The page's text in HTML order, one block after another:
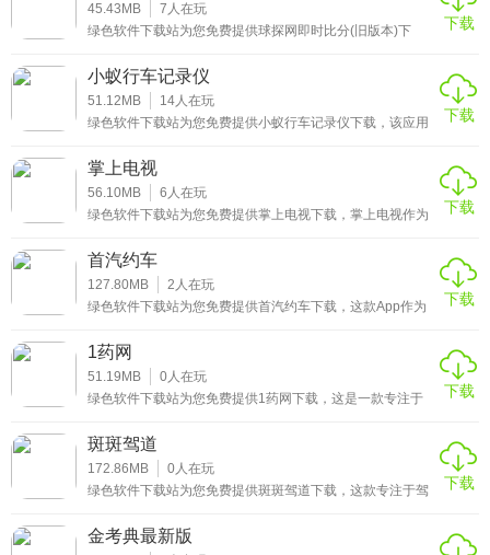
首创房源历史成交价、带看次数、挂牌周期等关键数据全公
开。用户可清晰掌握房源市场热度与价格波动，避免信息不
对称导致的决策偏差，建立公平交易环境。
2、线下服务深度数字化
线上预约看房、合同签署与线下带看、权证办理无缝衔接。
系统自动推送服务节点提醒，买卖双方可实时查看交易进
度，实现线上线下服务资源的高效协同。
3、个性化需求精准匹配
基于AI学习算法构建用户画像，结合购房目的、通勤需求、
的契合度显著高于行业平均水平。
4、交易成本控制优化
提供免费估价服务帮助业主合理定价，智能比价系统辅助买
家识别高性价比房源。交易费用明细线上可查，避免隐性收
费，有效降低综合交易成本。
5、社区生态深度连接
45.43MB 7 人在玩
绿色软件下载站为您免费提供球探网即时比分(旧版本)下
能够实时更新全球各大联赛的赛况，让用户随时随地掌握比
赛动态。无论是热门赛事还是冷门联赛，都能在这里找到详
细的比分信息，方便用户及时了解比赛结果，是球迷们不可
或缺的观赛助手。
下载
小蚁行车记录仪
51.12MB 14人在玩
绿色软件下载站为您免费提供小蚁行车记录仪下载，该应用
在帮助用户轻松实现对行车记录仪的远程操控、视频查看与
管理，满足日常行车记录、安全监控及紧急情况取证等需
求。
下载
掌上电视
56.10MB 6 人在玩
绿色软件下载站为您免费提供掌上电视下载，掌上电视作为
道资源与多样化的内容服务，用户可通过它随时随地观看新
闻资讯、影视综艺、体育赛事等各类节目，满足不同场景下
的娱乐与信息获取需求。
下载
首汽约车
127.80MB 2 人在玩
绿色软件下载站为您免费提供首汽约车下载，这款App作为
务。它整合智能调度技术，确保用户在城市间高效移动，支
持多种车型选择和经济透明计价。首汽约车注重隐私保护，
所有数据加密处理，司机团队经过严格筛选培训。
下载
1药网
51.19MB 0人在玩
绿色软件下载站为您免费提供1药网下载，这是一款专注于
和专业的医疗服务。通过该应用，用户可以轻松访问各类处
方药和非处方药，同时整合了在线药师咨询、健康资讯和个
性化健康记录功能，满足日常用药需求。
下载
斑斑驾道
172.86MB 0人在玩
绿色软件下载站为您免费提供斑斑驾道下载，这款专注于驾
帮助用户高效掌握驾驶技能。作为一款集理论学习、实操模
拟、错题巩固于一体的驾考辅助工具，它涵盖了科目一至科
下载
金考典最新版